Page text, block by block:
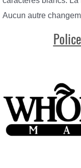
Aucun autre